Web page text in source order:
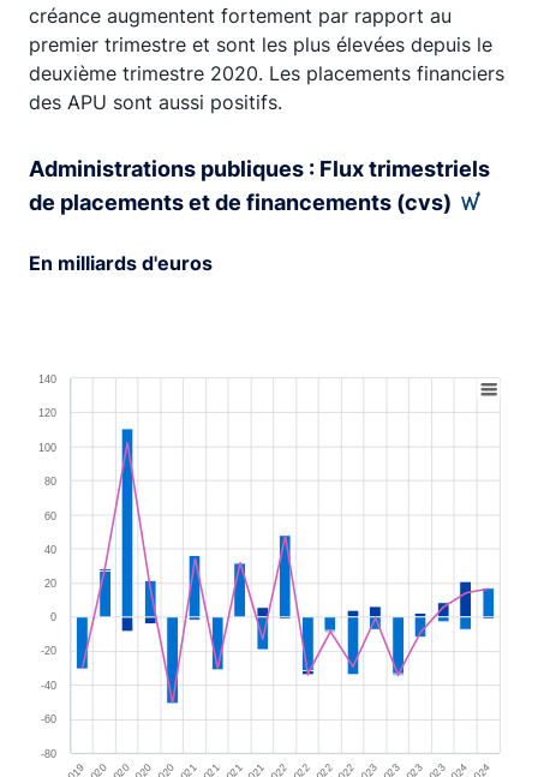
créance augmentent fortement par rapport au
premier trimestre et sont les plus élevées depuis le
deuxième trimestre 2020. Les placements financiers
des APU sont aussi positifs.
Administrations publiques : Flux trimestriels
de placements et de financements (cvs)
En milliards d'euros
The chart has 1 X axis displaying XAxis.
The chart has 1 Y axis displaying YAxis. Range: -80 to
-80
-60
-40
-20
0
20
40
60
80
100
120
140